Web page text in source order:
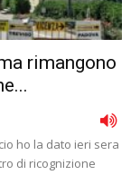
rimangono
ho la dato ieri sera
di ricognizione